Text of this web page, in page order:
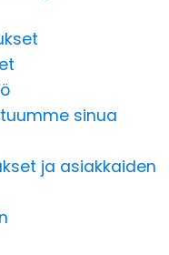
sinua
ja asiakkaiden